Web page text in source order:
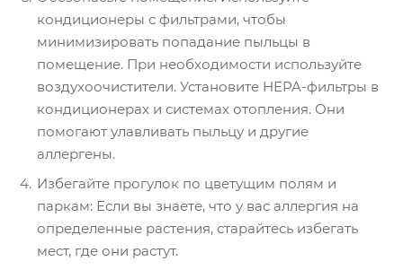
кондиционеры с фильтрами, чтобы
минимизировать попадание пыльцы в
помещение. При необходимости используйте
воздухоочистители. Установите HEPA-фильтры в
кондиционерах и системах отопления. Они
помогают улавливать пыльцу и другие
аллергены.
Избегайте прогулок по цветущим полям и
паркам: Если вы знаете, что у вас аллергия на
определенные растения, старайтесь избегать
мест, где они растут.